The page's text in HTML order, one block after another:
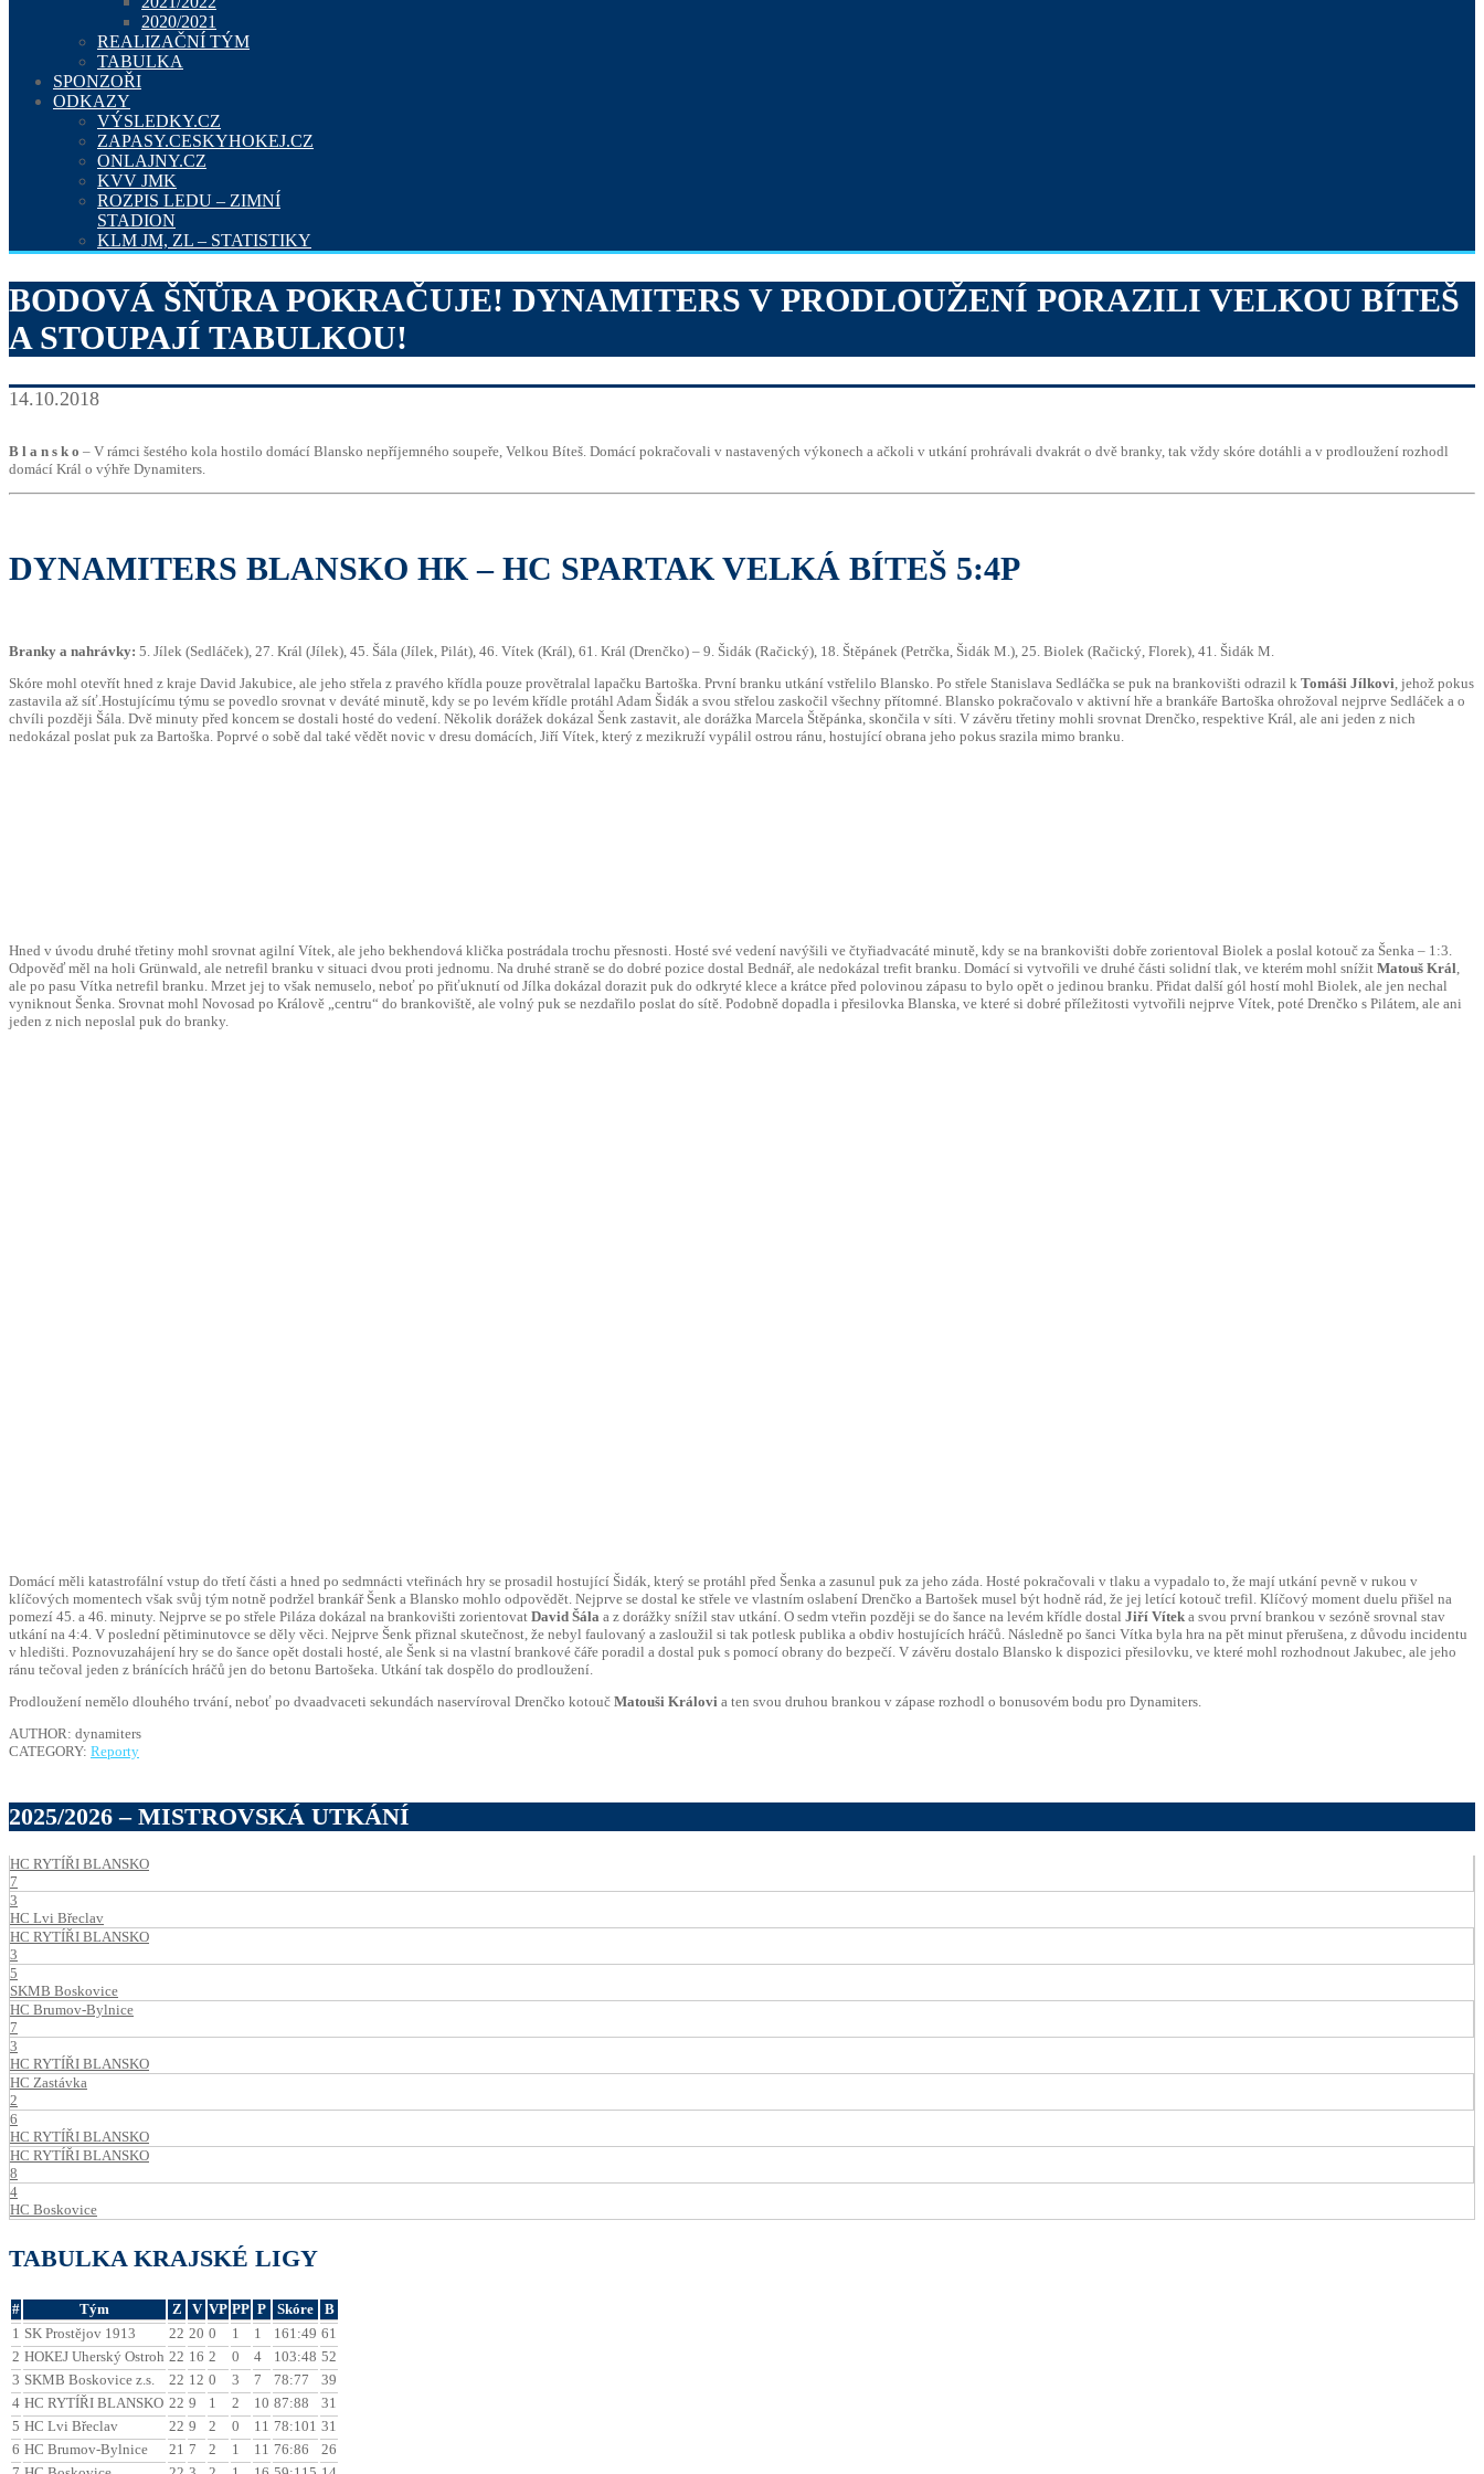
2020/2021
REALIZAČNÍ TÝM
TABULKA
SPONZOŘI
ODKAZY
VÝSLEDKY.CZ
ZAPASY.CESKYHOKEJ.CZ
ONLAJNY.CZ
KVV JMK
ROZPIS LEDU – ZIMNÍ
STADION
KLM JM, ZL – STATISTIKY
BODOVÁ ŠŇŮRA POKRAČUJE! DYNAMITERS V PRODLOUŽENÍ PORAZILI VELKOU BÍTEŠ
A STOUPAJÍ TABULKOU!
14.10.2018
B l a n s k o – V rámci šestého kola hostilo domácí Blansko nepříjemného soupeře, Velkou Bíteš. Domácí pokračovali v nastavených výkonech a ačkoli v utkání prohrávali dvakrát o dvě branky, tak vždy skóre dotáhli a v prodloužení rozhodl
domácí Král o výhře Dynamiters.
DYNAMITERS BLANSKO HK – HC SPARTAK VELKÁ BÍTEŠ 5:4P
Branky a nahrávky: 5. Jílek (Sedláček), 27. Král (Jílek), 45. Šála (Jílek, Pilát), 46. Vítek (Král), 61. Král (Drenčko) – 9. Šidák (Račický), 18. Štěpánek (Petrčka, Šidák M.), 25. Biolek (Račický, Florek), 41. Šidák M.
Skóre mohl otevřít hned z kraje David Jakubice, ale jeho střela z pravého křídla pouze provětralal lapačku Bartoška. První branku utkání vstřelilo Blansko. Po střele Stanislava Sedláčka se puk na brankovišti odrazil k Tomáši Jílkovi , jehož pokus
zastavila až síť.Hostujícímu týmu se povedlo srovnat v deváté minutě, kdy se po levém křídle protáhl Adam Šidák a svou střelou zaskočil všechny přítomné. Blansko pokračovalo v aktivní hře a brankáře Bartoška ohrožoval nejprve Sedláček a o
chvíli později Šála. Dvě minuty před koncem se dostali hosté do vedení. Několik dorážek dokázal Šenk zastavit, ale dorážka Marcela Štěpánka, skončila v síti. V závěru třetiny mohli srovnat Drenčko, respektive Král, ale ani jeden z nich
nedokázal poslat puk za Bartoška. Poprvé o sobě dal také vědět novic v dresu domácích, Jiří Vítek, který z mezikruží vypálil ostrou ránu, hostující obrana jeho pokus srazila mimo branku.
Hned v úvodu druhé třetiny mohl srovnat agilní Vítek, ale jeho bekhendová klička postrádala trochu přesnosti. Hosté své vedení navýšili ve čtyřiadvacáté minutě, kdy se na brankovišti dobře zorientoval Biolek a poslal kotouč za Šenka – 1:3.
Odpověď měl na holi Grünwald, ale netrefil branku v situaci dvou proti jednomu. Na druhé straně se do dobré pozice dostal Bednář, ale nedokázal trefit branku. Domácí si vytvořili ve druhé části solidní tlak, ve kterém mohl snížit Matouš Král
ale po pasu Vítka netrefil branku. Mrzet jej to však nemuselo, neboť po přiťuknutí od Jílka dokázal dorazit puk do odkryté klece a krátce před polovinou zápasu to bylo opět o jedinou branku. Přidat další gól hostí mohl Biolek, ale jen nechal
vyniknout Šenka. Srovnat mohl Novosad po Králově „centru“ do brankoviště, ale volný puk se nezdařilo poslat do sítě. Podobně dopadla i přesilovka Blanska, ve které si dobré příležitosti vytvořili nejprve Vítek, poté Drenčko s Pilátem, ale ani
jeden z nich neposlal puk do branky.
Domácí měli katastrofální vstup do třetí části a hned po sedmnácti vteřinách hry se prosadil hostující Šidák, který se protáhl před Šenka a zasunul puk za jeho záda. Hosté pokračovali v tlaku a vypadalo to, že mají utkání pevně v rukou v
klíčových momentech však svůj tým notně podržel brankář Šenk a Blansko mohlo odpovědět. Nejprve se dostal ke střele ve vlastním oslabení Drenčko a Bartošek musel být hodně rád, že jej letící kotouč trefil. Klíčový moment duelu přišel na
pomezí 45. a 46. minuty. Nejprve se po střele Piláza dokázal na brankovišti zorientovat David Šála a z dorážky snížil stav utkání. O sedm vteřin později se do šance na levém křídle dostal Jiří Vítek a svou první brankou v sezóně srovnal stav
utkání na 4:4. V poslední pětiminutovce se děly věci. Nejprve Šenk přiznal skutečnost, že nebyl faulovaný a zasloužil si tak potlesk publika a obdiv hostujících hráčů. Následně po šanci Vítka byla hra na pět minut přerušena, z důvodu incidentu
v hledišti. Poznovuzahájení hry se do šance opět dostali hosté, ale Šenk si na vlastní brankové čáře poradil a dostal puk s pomocí obrany do bezpečí. V závěru dostalo Blansko k dispozici přesilovku, ve které mohl rozhodnout Jakubec, ale jeho
ránu tečoval jeden z bránících hráčů jen do betonu Bartošeka. Utkání tak dospělo do prodloužení.
Prodloužení nemělo dlouhého trvání, neboť po dvaadvaceti sekundách naservíroval Drenčko kotouč Matouši Královi a ten svou druhou brankou v zápase rozhodl o bonusovém bodu pro Dynamiters.
AUTHOR: dynamiters
CATEGORY: Reporty
2025/2026 – MISTROVSKÁ UTKÁNÍ
HC RYTÍŘI BLANSKO
7
3
HC Lvi Břeclav
HC RYTÍŘI BLANSKO
3
5
SKMB Boskovice
HC Brumov-Bylnice
7
3
HC RYTÍŘI BLANSKO
HC Zastávka
2
6
HC RYTÍŘI BLANSKO
HC RYTÍŘI BLANSKO
8
4
HC Boskovice
TABULKA KRAJSKÉ LIGY
# Tým Z V VP PP P Skóre
B
1 SK Prostějov 1913 22 20 0 1 1 161:49 61
2 HOKEJ Uherský Ostroh 22 16 2 0 4 103:48 52
3 SKMB Boskovice z.s. 22 12 0 3 7 78:77
39
4 HC RYTÍŘI BLANSKO 22 9 1 2 10 87:88
31
5 HC Lvi Břeclav 22 9 2 0 11 78:101 31
6 HC Brumov-Bylnice 21 7 2 1 11 76:86
26